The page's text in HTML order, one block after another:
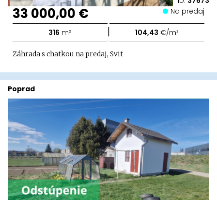
33 000,00 € Na predaj
316 m² | 104,43 €/m²
Záhrada s chatkou na predaj, Svit
Poprad